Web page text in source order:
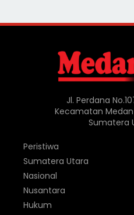
Jl. Perdana
Kecamatan
Sumatera
Peristiwa
Sumatera Utara
Nasional
Nusantara
Hukum